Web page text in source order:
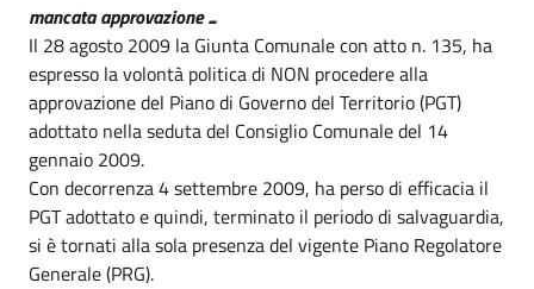
mancata approvazione ...
Il 28 agosto 2009 la Giunta Comunale con atto n. 135, ha
espresso la volontà politica di NON procedere alla
approvazione del Piano di Governo del Territorio (PGT)
adottato nella seduta del Consiglio Comunale del 14
gennaio 2009.
Con decorrenza 4 settembre 2009, ha perso di efficacia il
PGT adottato e quindi, terminato il periodo di salvaguardia,
si è tornati alla sola presenza del vigente Piano Regolatore
Generale (PRG).